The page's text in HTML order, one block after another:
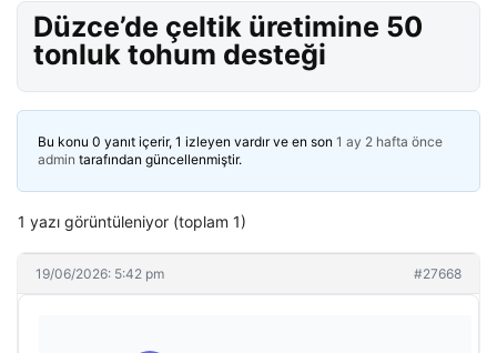
Düzce’de çeltik üretimine 50
tonluk tohum desteği
Bu konu 0 yanıt içerir, 1 izleyen vardır ve en son 1 ay 2 hafta önce
admin tarafından güncellenmiştir.
1 yazı görüntüleniyor (toplam 1)
19/06/2026: 5:42 pm #27668